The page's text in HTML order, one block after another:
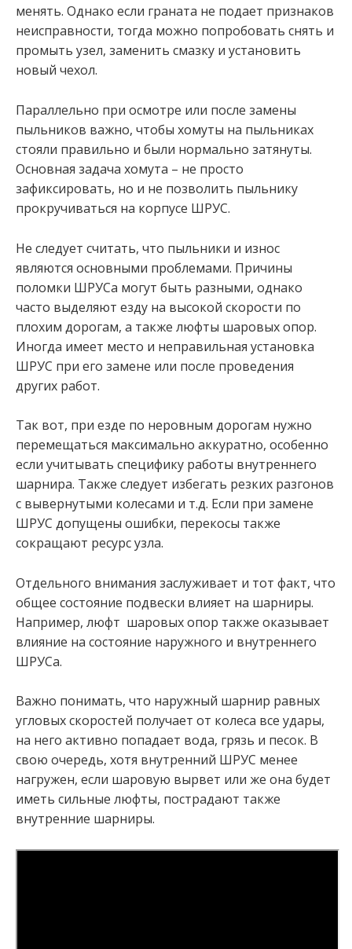
менять. Однако если граната не подает признаков
неисправности, тогда можно попробовать снять и
промыть узел, заменить смазку и установить
новый чехол.
Параллельно при осмотре или после замены
пыльников важно, чтобы хомуты на пыльниках
стояли правильно и были нормально затянуты.
Основная задача хомута – не просто
зафиксировать, но и не позволить пыльнику
прокручиваться на корпусе ШРУС.
Не следует считать, что пыльники и износ
являются основными проблемами. Причины
поломки ШРУСа могут быть разными, однако
часто выделяют езду на высокой скорости по
плохим дорогам, а также люфты шаровых опор.
Иногда имеет место и неправильная установка
ШРУС при его замене или после проведения
других работ.
Так вот, при езде по неровным дорогам нужно
перемещаться максимально аккуратно, особенно
если учитывать специфику работы внутреннего
шарнира. Также следует избегать резких разгонов
с вывернутыми колесами и т.д. Если при замене
ШРУС допущены ошибки, перекосы также
сокращают ресурс узла.
Отдельного внимания заслуживает и тот факт, что
общее состояние подвески влияет на шарниры.
Например, люфт шаровых опор также оказывает
влияние на состояние наружного и внутреннего
ШРУСа.
Важно понимать, что наружный шарнир равных
угловых скоростей получает от колеса все удары,
на него активно попадает вода, грязь и песок. В
свою очередь, хотя внутренний ШРУС менее
нагружен, если шаровую вырвет или же она будет
иметь сильные люфты, пострадают также
внутренние шарниры.